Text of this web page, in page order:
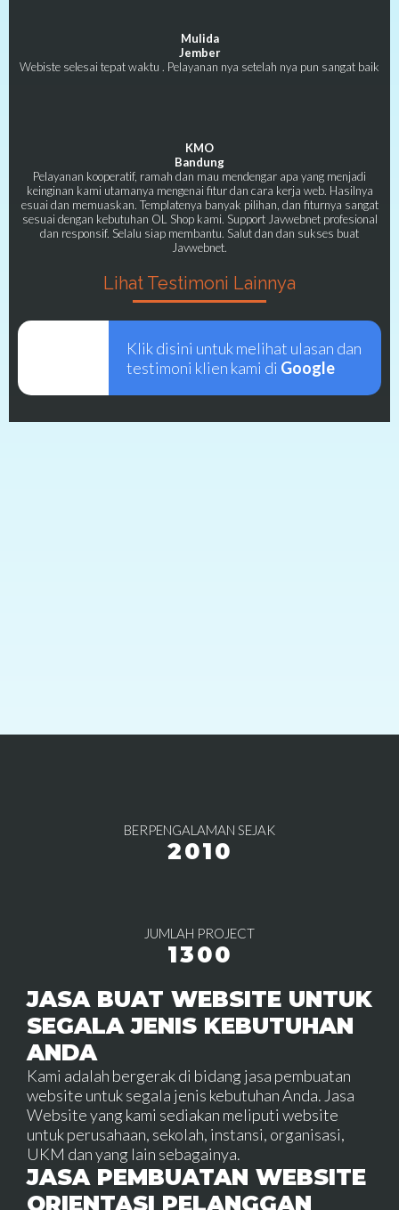
Mulida
Jember
Webiste selesai tepat waktu . Pelayanan nya setelah nya pun sangat baik
KMO
Bandung
Pelayanan kooperatif, ramah dan mau mendengar apa yang menjadi
keinginan kami utamanya mengenai fitur dan cara kerja web. Hasilnya
esuai dan memuaskan. Templatenya banyak pilihan, dan fiturnya sangat
sesuai dengan kebutuhan OL Shop kami. Support Javwebnet profesional
dan responsif. Selalu siap membantu. Salut dan dan sukses buat
Javwebnet.
Lihat Testimoni Lainnya
Klik disini untuk melihat ulasan dan
testimoni klien kami di Google
BERPENGALAMAN SEJAK
2010
JUMLAH PROJECT
1300
JASA BUAT WEBSITE UNTUK
SEGALA JENIS KEBUTUHAN
ANDA
Kami adalah bergerak di bidang jasa pembuatan
website untuk segala jenis kebutuhan Anda. Jasa
Website yang kami sediakan meliputi website
untuk perusahaan, sekolah, instansi, organisasi,
UKM dan yang lain sebagainya.
JASA PEMBUATAN WEBSITE
ORIENTASI PELANGGAN